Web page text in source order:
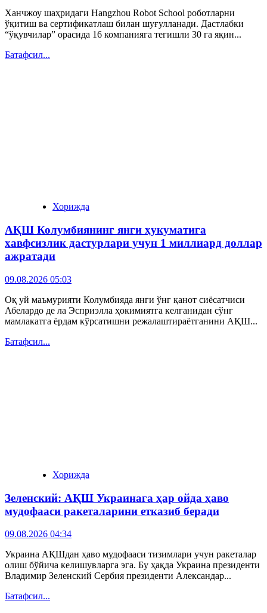
Ханчжоу шаҳридаги Hangzhou Robot School роботларни
ўқитиш ва сертификатлаш билан шуғулланади. Дастлабки
“ўқувчилар” орасида 16 компанияга тегишли 30 га яқин...
Батафсил...
Хорижда
АҚШ Колумбиянинг янги ҳукуматига
хавфсизлик дастурлари учун 1 миллиард доллар
ажратади
09.08.2026 05:03
Оқ уй маъмурияти Колумбияда янги ўнг қанот сиёсатчиси
Абелардо де ла Эсприэлла ҳокимиятга келганидан сўнг
мамлакатга ёрдам кўрсатишни режалаштираётганини АҚШ...
Батафсил...
Хорижда
Зеленский: АҚШ Украинага ҳар ойда ҳаво
мудофааси ракеталарини етказиб беради
09.08.2026 04:34
Украина АҚШдан ҳаво мудофааси тизимлари учун ракеталар
олиш бўйича келишувларга эга. Бу ҳақда Украина президенти
Владимир Зеленский Сербия президенти Александар...
Батафсил...